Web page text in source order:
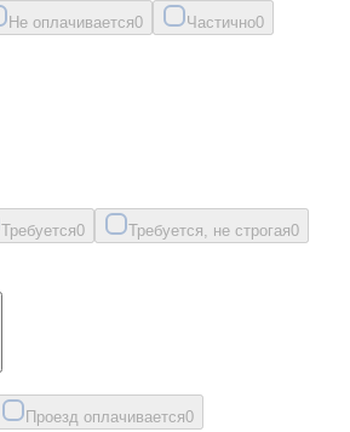
Не оплачивается0 Частично0
Требуется0 Требуется, не строгая0
Проезд оплачивается0